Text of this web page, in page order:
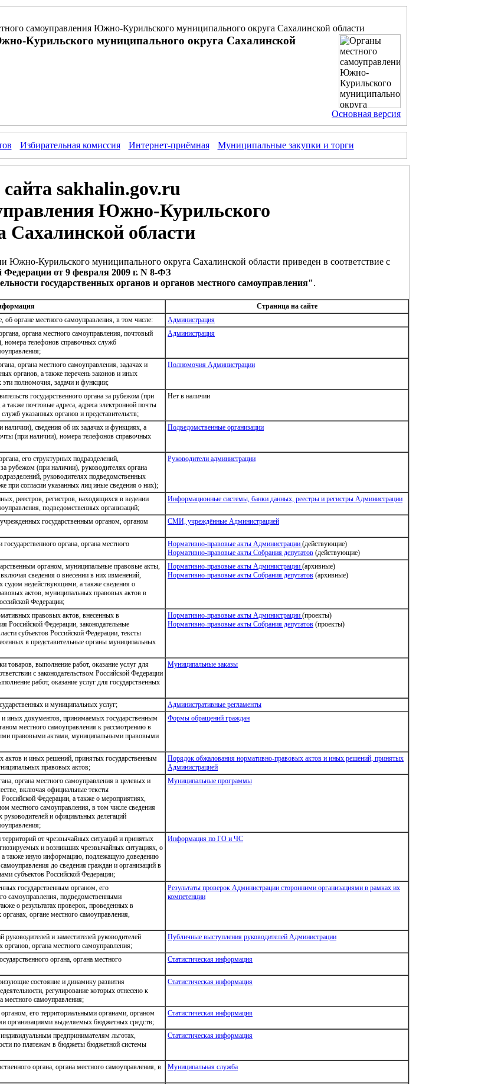
самоуправления Южно-Курильского муниципального округа Сахалинской области
Курильского муниципального округа Сахалинской
Основная версия
Избирательная комиссия Интернет-приёмная Муниципальные закупки и торги
sakhalin.gov.ru
Южно-Курильского
Сахалинской области
Курильского муниципального округа Сахалинской области приведен в соответствие с
Федерации от 9 февраля 2009 г. N 8-ФЗ
государственных органов и органов местного самоуправления".
Страница на сайте
органе местного самоуправления, в том числе:
Администрация
органа местного самоуправления, почтовый
номера телефонов справочных служб
Администрация
органа местного самоуправления, задачах и
органов, а также перечень законов и иных
полномочия, задачи и функции;
Полномочия Администрации
государственного органа за рубежом (при
также почтовые адреса, адреса электронной почты
указанных органов и представительств;
Нет в наличии
сведения об их задачах и функциях, а
(при наличии), номера телефонов справочных
Подведомственные организации
его структурных подразделений,
рубежом (при наличии), руководителях органа
руководителях подведомственных
при согласии указанных лиц иные сведения о них);
Руководители администрации
реестров, регистров, находящихся в ведении
подведомственных организаций;
Информационные системы, банки данных, реестры и регистры Администрации
государственным органом, органом
СМИ, учреждённые Администрацией
органа, органа местного
Нормативно-правовые акты Администрации (действующие)
Нормативно-правовые акты Собрания депутатов (действующие)
органом, муниципальные правовые акты,
сведения о внесении в них изменений,
судом недействующими, а также сведения о
актов, муниципальных правовых актов в
Федерации;
Нормативно-правовые акты Администрации (архивные)
Нормативно-правовые акты Собрания депутатов (архивные)
правовых актов, внесенных в
Российской Федерации, законодательные
субъектов Российской Федерации, тексты
в представительные органы муниципальных
Нормативно-правовые акты Администрации (проекты)
Нормативно-правовые акты Собрания депутатов (проекты)
товаров, выполнение работ, оказание услуг для
с законодательством Российской Федерации
работ, оказание услуг для государственных
Муниципальные заказы
и муниципальных услуг;
Административные регламенты
иных документов, принимаемых государственным
местного самоуправления к рассмотрению в
правовыми актами, муниципальными правовыми
Формы обращений граждан
и иных решений, принятых государственным
правовых актов;
Порядок обжалования нормативно-правовых актов и иных решений, принятых
Администрацией
органа местного самоуправления в целевых и
включая официальные тексты
Федерации, а также о мероприятиях,
местного самоуправления, в том числе сведения
и официальных делегаций
Муниципальные программы
от чрезвычайных ситуаций и принятых
и возникших чрезвычайных ситуациях, о
а также иную информацию, подлежащую доведению
до сведения граждан и организаций в
субъектов Российской Федерации;
Информация по ГО и ЧС
государственным органом, его
самоуправления, подведомственными
о результатах проверок, проведенных в
органе местного самоуправления,
Результаты проверок Администрации сторонними организациями в рамках их
компетенции
и заместителей руководителей
органов, органа местного самоуправления;
Публичные выступления руководителей Администрации
органа, органа местного
Статистическая информация
состояние и динамику развития
регулирование которых отнесено к
местного самоуправления;
Статистическая информация
его территориальными органами, органом
организациями выделяемых бюджетных средств;
Статистическая информация
предпринимателям льготах,
по платежам в бюджеты бюджетной системы
Статистическая информация
органа, органа местного самоуправления, в
Муниципальная служба